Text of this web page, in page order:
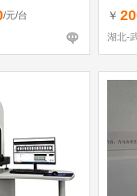
）
/元/台
￥
湖北-